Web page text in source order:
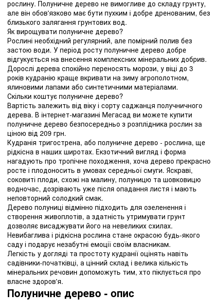
рослину. Полуничне дерево не вимогливе до складу грунту,
але він обов'язково має бути пухким і добре дренованим, без
близького залягання грунтових вод.
Як вирощувати полуничне дерево?
Рослині необхідний регулярний, але помірний полив без
застою води. У період росту полуничне дерево добре
відгукується на внесення комплексних мінеральних добрив.
Дорослі дерева спокійно переносять морози, у віці до 3
років кудранію краще вкривати на зиму агрополотном,
ялиновими лапами або синтетичними матеріалами.
Скільки коштує полуничне дерево?
Вартість залежить від віку і сорту саджанця получничного
дерева. В інтернет-магазині Мегасад ви можете купити
полуничне дерево безпосередньо з розплідника рослин за
ціною від 209 грн.
Кудранія тригострена, або полуничне дерево - рослина, ще
рідкісна в наших широтах. Екзотичний вигляд і форма
нагадують про тропічне походження, хоча дерево прекрасно
росте і плодоносить в умовах середньої смуги. Яскраві,
соковиті плоди, схожі на малину, полуницю та шовковицю
водночас, дозрівають уже після опадання листя і мають
неповторний солодкий смак.
Дерево полуниці відмінно підходить для озеленення і
створення живоплотів, а здатність утримувати грунт
дозволяє висаджувати його на невеликих схилах.
Невибаглива і рідкісна рослина стане окрасою будь-якого
саду і подарує незабутні емоції своїм власникам.
Легкість у догляді та простоту кудранії оцінять навіть
садівники-початківці, а цінний склад і велика кількість
мінеральних речовин допоможуть тим, хто піклується про
власне здоров'я.
Полуничне дерево - опис